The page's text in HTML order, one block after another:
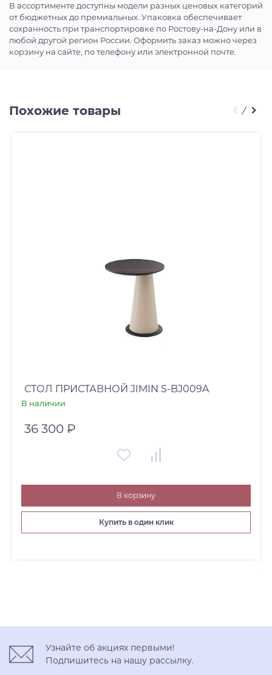
В ассортименте доступны модели разных ценовых категорий
от бюджетных до премиальных. Упаковка обеспечивает
сохранность при транспортировке по Ростову-на-Дону или в
любой другой регион России. Оформить заказ можно через
корзину на сайте, по телефону или электронной почте.
Похожие товары
СТОЛ ПРИСТАВНОЙ JIMIN S-BJ009A
В наличии
36 300 ₽
В корзину
Купить в один клик
Узнайте об акциях первыми!
Подпишитесь на нашу рассылку.